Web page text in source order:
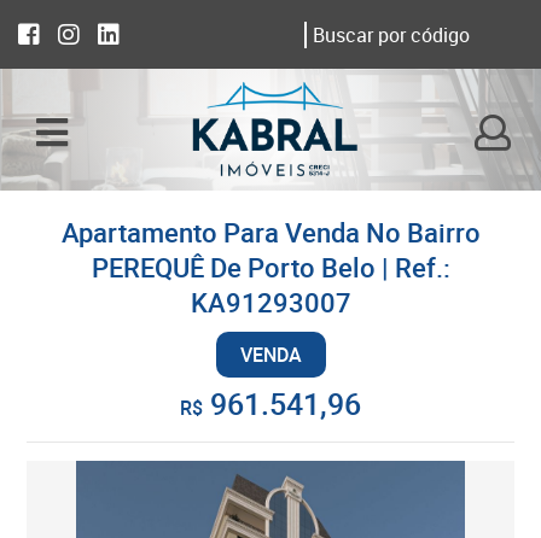
Apartamento Para Venda No Bairro
PEREQUÊ De Porto Belo | Ref.:
KA91293007
VENDA
R$ 961.541,96